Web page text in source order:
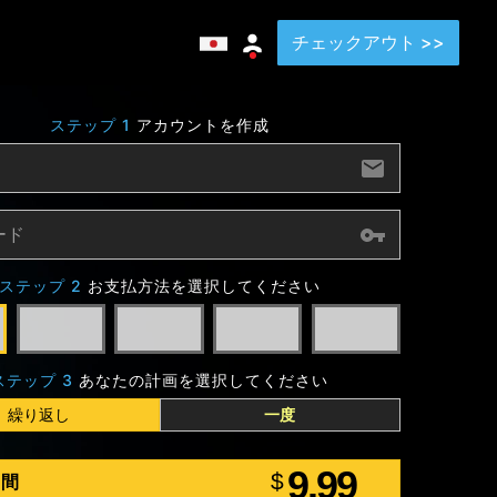
チェックアウト >>
ステップ 1 アカウントを作成
テップ 2 お支払方法を選択してください
テップ 3 あなたの計画を選択してください
繰り返し
一度
$9.99